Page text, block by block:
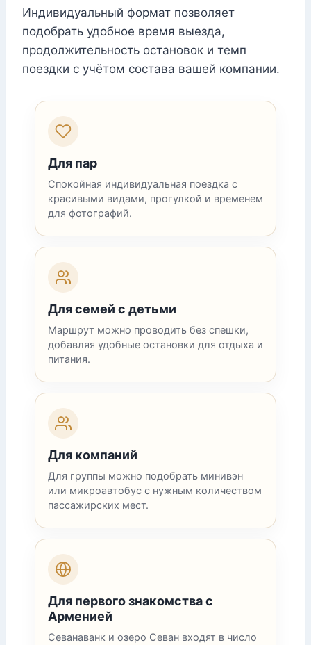
Индивидуальный формат позволяет
подобрать удобное время выезда,
продолжительность остановок и темп
поездки с учётом состава вашей компании.
Для пар
Спокойная индивидуальная поездка с
красивыми видами, прогулкой и временем
для фотографий.
Для семей с детьми
Маршрут можно проводить без спешки,
добавляя удобные остановки для отдыха и
питания.
Для компаний
Для группы можно подобрать минивэн
или микроавтобус с нужным количеством
пассажирских мест.
Для первого знакомства с
Арменией
Севанаванк и озеро Севан входят в число